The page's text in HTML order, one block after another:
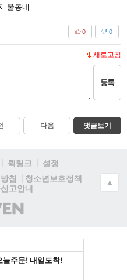
울동네..
0
0
새로고침
등록
다음 댓글보기
퀵링크
설정
침
청소년보호정책
고안내
)
▲